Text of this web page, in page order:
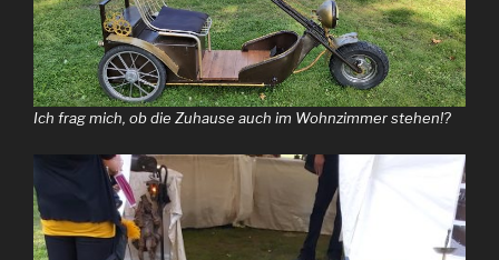
Ich frag mich, ob die Zuhause auch im Wohnzimmer stehen!?